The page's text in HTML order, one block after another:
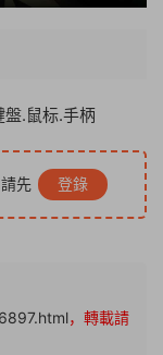
盤.鼠标.手柄
先 登錄
，轉載請